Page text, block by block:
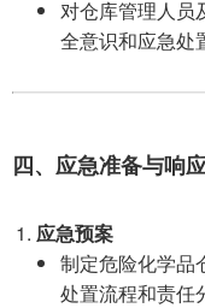
对仓库管理人员
全意识和应急处
四、应急准备与响
应急预案
制定危险化学品
处置流程和责任